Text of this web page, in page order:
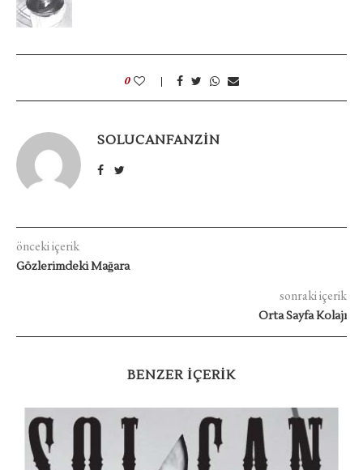
0
SOLUCANFANZIN
önceki içerik
Gözlerimdeki Mağara
sonraki içerik
Orta Sayfa Kolajı
BENZER IÇERIK